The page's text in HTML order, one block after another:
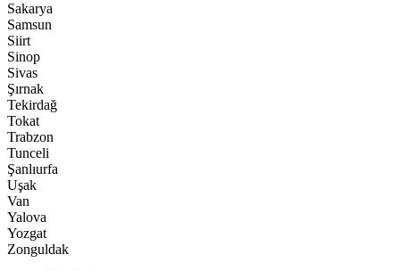
Sakarya
Samsun
Siirt
Sinop
Sivas
Şırnak
Tekirdağ
Tokat
Trabzon
Tunceli
Şanlıurfa
Uşak
Van
Yalova
Yozgat
Zonguldak